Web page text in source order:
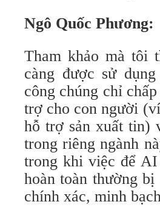
Ngô Quốc Phương:
Tham khảo mà tôi
càng được sử
công chúng chỉ
trợ cho con người
hỗ trợ sản xuất tin)
trong riêng ngành
trong khi việc để
hoàn toàn thường
chính xác, minh